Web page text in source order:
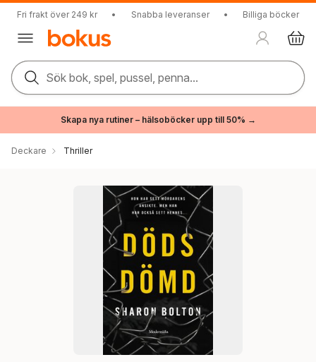
Fri frakt över 249 kr • Snabba leveranser • Billiga böcker
Sök bok, spel, pussel, penna...
Skapa nya rutiner – hälsoböcker upp till 50% →
Deckare Thriller